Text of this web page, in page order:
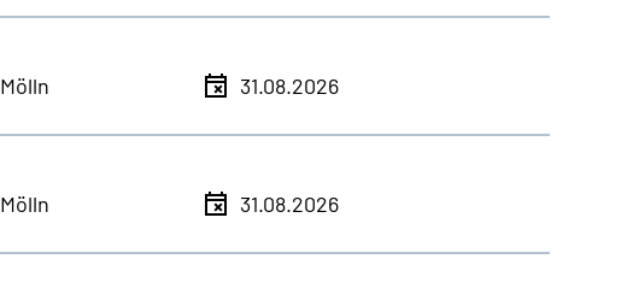
Mölln 31.08.2026
Mölln 31.08.2026